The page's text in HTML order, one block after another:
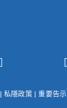
|私隱政策|重要告示